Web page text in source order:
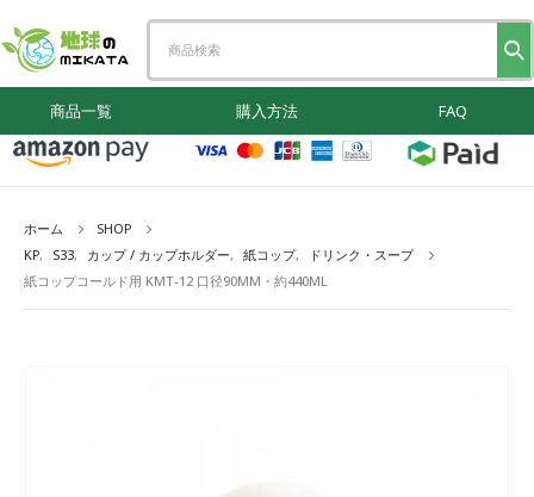
商品一覧 購入方法 FAQ
ホーム
SHOP
KP, S33, カップ / カップホルダー, 紙コップ,
ドリンク・スープ
紙コップコールド用 KMT-12 口径90MM・約440ML